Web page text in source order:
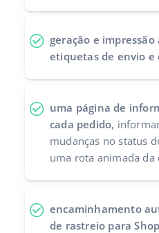
中文
geração e
etiquetas de envio e
uma página de
cada pedido,
mudanças no status
uma rota animada da
encaminhamento
de rastreio para